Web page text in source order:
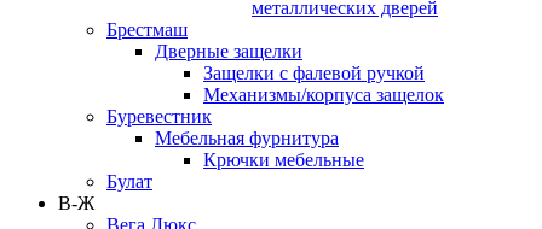
металлических дверей
Брестмаш
Дверные защелки
Защелки с фалевой ручкой
Механизмы/корпуса защелок
Буревестник
Мебельная фурнитура
Крючки мебельные
Булат
В-Ж